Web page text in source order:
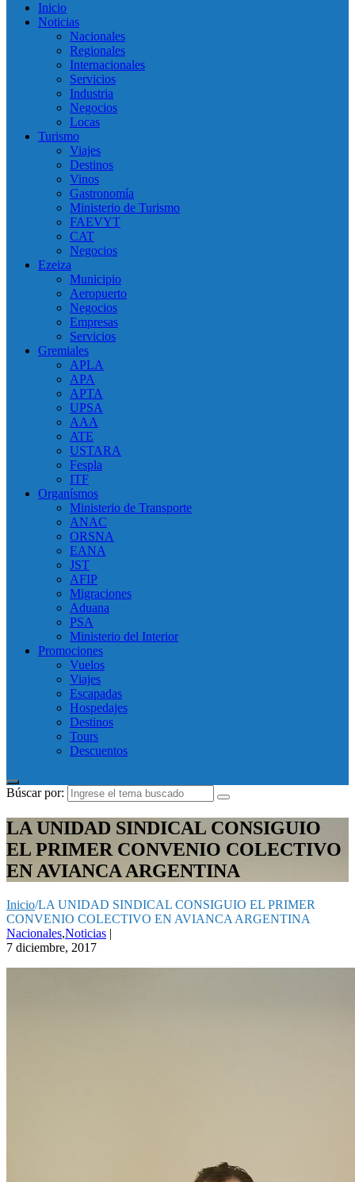
Inicio
Noticias
Nacionales
Regionales
Internacionales
Servicios
Industria
Negocios
Locas
Turismo
Viajes
Destinos
Vinos
Gastronomía
Ministerio de Turismo
FAEVYT
CAT
Negocios
Ezeiza
Municipio
Aeropuerto
Negocios
Empresas
Servicios
Gremiales
APLA
APA
APTA
UPSA
AAA
ATE
USTARA
Fespla
ITF
Organísmos
Ministerio de Transporte
ANAC
ORSNA
EANA
JST
AFIP
Migraciones
Aduana
PSA
Ministerio del Interior
Promociones
Vuelos
Viajes
Escapadas
Hospedajes
Destinos
Tours
Descuentos
Búscar por:
LA UNIDAD SINDICAL CONSIGUIO
EL PRIMER CONVENIO COLECTIVO
EN AVIANCA ARGENTINA
Inicio/LA UNIDAD SINDICAL CONSIGUIO EL PRIMER
CONVENIO COLECTIVO EN AVIANCA ARGENTINA
Nacionales,Noticias |
7 diciembre, 2017